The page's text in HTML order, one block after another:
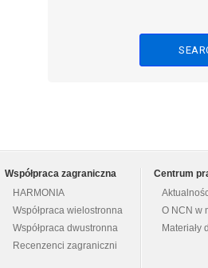
Współpraca zagraniczna
HARMONIA
Współpraca wielostronna
Współpraca dwustronna
Recenzenci zagraniczni
Centrum
O NCN w
Materiały